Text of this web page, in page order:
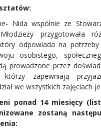
Nida wspólnie ze
przygotowała
odpowiada na
osobistego,
prowadzone przez
którzy zapewniają
we wszystkich zajęciach
ponad 14 miesięcy
zostaną